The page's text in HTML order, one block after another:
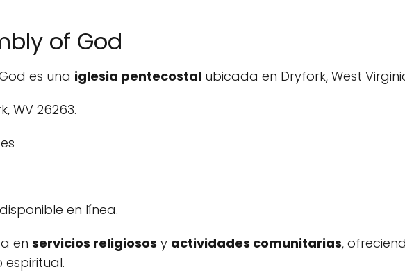
of God
es una iglesia pentecostal ubicada en Dryfork, West
WV 26263.
en línea.
en servicios religiosos y actividades comunitarias,
espiritual.